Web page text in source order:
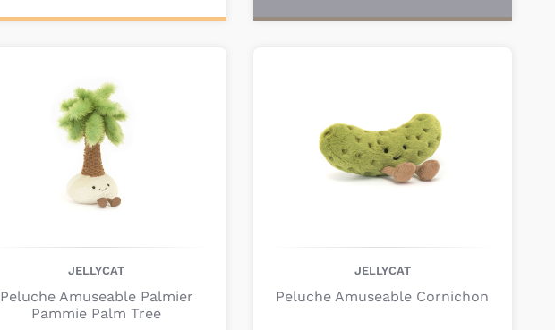
JELLYCAT
Peluche Amuseable Palmier
Pammie Palm Tree
JELLYCAT
Peluche Amuseable Cornichon